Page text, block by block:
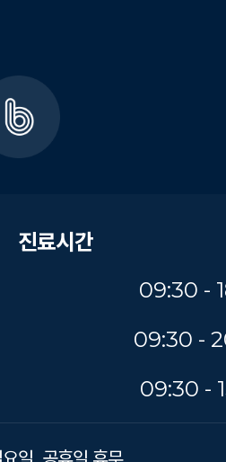
진료시간
09:30 -
09:30 -
09:30 -